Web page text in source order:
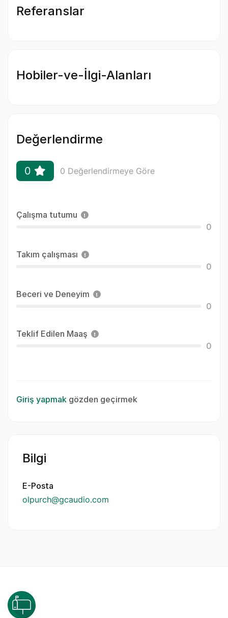
Referanslar
Hobiler-ve-İlgi-Alanları
Değerlendirme
0 0 Değerlendirmeye Göre
Çalışma tutumu
0
Takım çalışması
0
Beceri ve Deneyim
0
Teklif Edilen Maaş
0
Giriş yapmak gözden geçirmek
Bilgi
E-Posta
olpurch@gcaudio.com